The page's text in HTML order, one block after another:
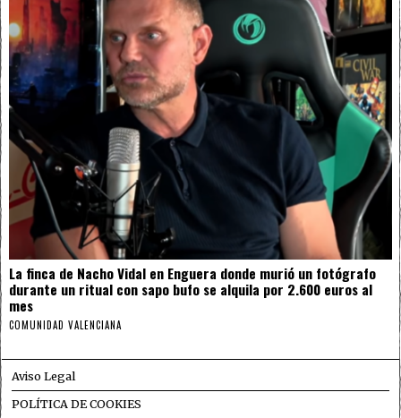
La finca de Nacho Vidal en Enguera donde murió un fotógrafo
durante un ritual con sapo bufo se alquila por 2.600 euros al
mes
COMUNIDAD VALENCIANA
Aviso Legal
POLÍTICA DE COOKIES